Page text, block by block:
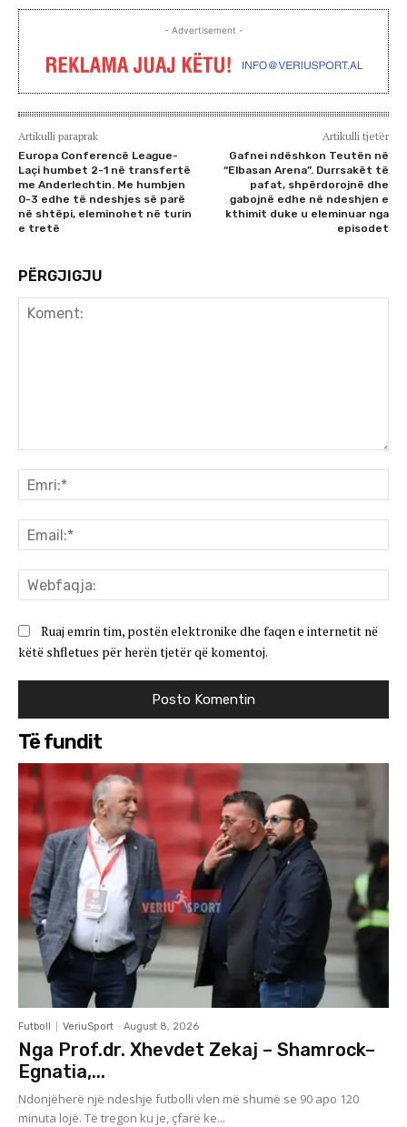
- Advertisement -
Artikulli paraprak
Europa Conferencë League-
Laçi humbet 2-1 në transfertë
me Anderlechtin. Me humbjen
0-3 edhe të ndeshjes së parë
në shtëpi, eleminohet në turin
e tretë
Artikulli tjetër
Gafnei ndëshkon Teutën në
“Elbasan Arena”. Durrsakët të
pafat, shpërdorojnë dhe
gabojnë edhe në ndeshjen e
kthimit duke u eleminuar nga
episodet
PËRGJIGJU
Ruaj emrin tim, postën elektronike dhe faqen e internetit në
këtë shfletues për herën tjetër që komentoj.
Të fundit
Futboll VeriuSport - August 8, 2026
Nga Prof.dr. Xhevdet Zekaj – Shamrock–
Egnatia,...
Ndonjëherë një ndeshje futbolli vlen më shumë se 90 apo 120
minuta lojë. Të tregon ku je, çfarë ke...